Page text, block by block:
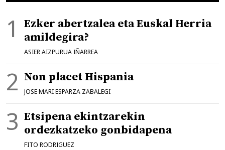
Ezker abertzalea eta Euskal Herria
amildegira?
ASIER AIZPURUA IÑARREA
Non placet Hispania
JOSE MARI ESPARZA ZABALEGI
Etsipena ekintzarekin
ordezkatzeko gonbidapena
FITO RODRIGUEZ